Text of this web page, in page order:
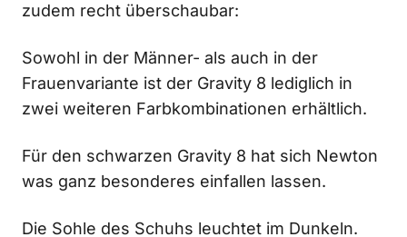
zudem recht überschaubar:
Sowohl in der Männer- als auch in der
Frauenvariante ist der Gravity 8 lediglich in
zwei weiteren Farbkombinationen erhältlich.
Für den schwarzen Gravity 8 hat sich Newton
was ganz besonderes einfallen lassen.
Die Sohle des Schuhs leuchtet im Dunkeln.